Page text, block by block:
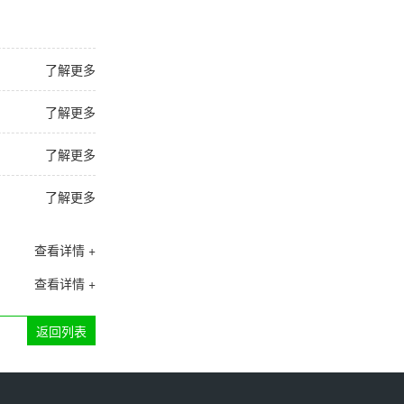
了解更多
了解更多
了解更多
了解更多
查看详情 +
查看详情 +
返回列表